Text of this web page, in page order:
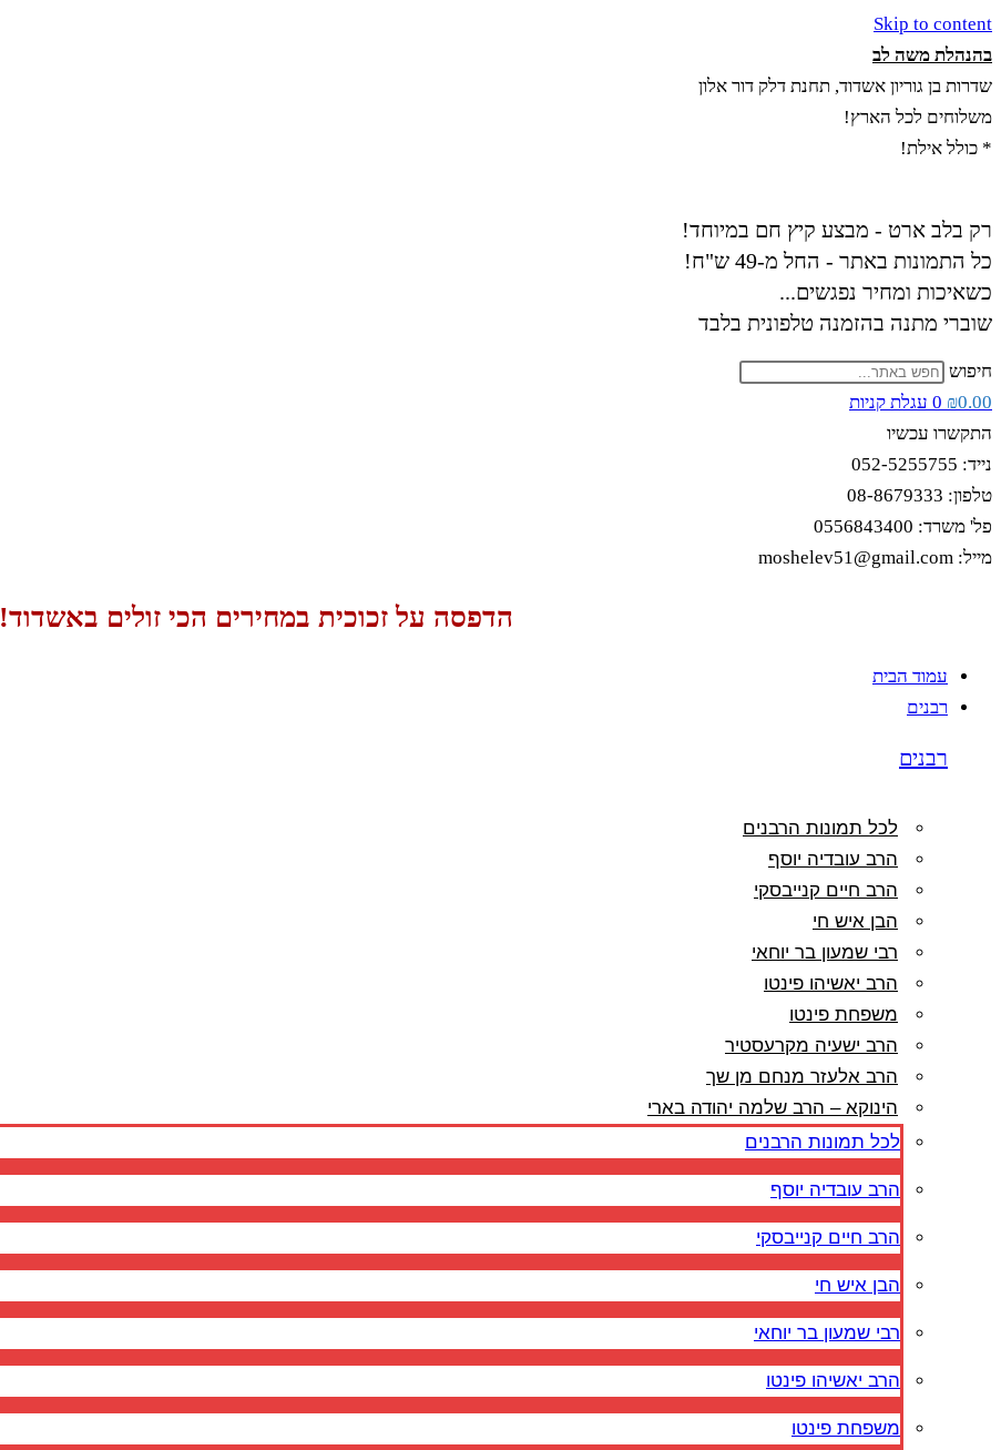
Skip to content
בהנהלת משה לב
שדרות בן גוריון אשדוד, תחנת דלק דור אלון
משלוחים לכל הארץ!
* כולל אילת!
רק בלב ארט - מבצע קיץ חם במיוחד!
כל התמונות באתר - החל מ-49 ש"ח!
כשאיכות ומחיר נפגשים...
שוברי מתנה בהזמנה טלפונית בלבד
חיפוש
₪0.00
0 עגלת קניות
התקשרו עכשיו
נייד: 052-5255755
טלפון: 08-8679333
פל' משרד: 0556843400
מייל: moshelev51@gmail.com
הדפסה על זכוכית במחירים הכי זולים באשדוד!
עמוד הבית
רבנים
רבנים
לכל תמונות הרבנים
הרב עובדיה יוסף
הרב חיים קנייבסקי
הבן איש חי
רבי שמעון בר יוחאי
הרב יאשיהו פינטו
משפחת פינטו
הרב ישעיה מקרעסטיר
הרב אלעזר מנחם מן שך
הינוקא – הרב שלמה יהודה בארי
לכל תמונות הרבנים
הרב עובדיה יוסף
הרב חיים קנייבסקי
הבן איש חי
רבי שמעון בר יוחאי
הרב יאשיהו פינטו
משפחת פינטו